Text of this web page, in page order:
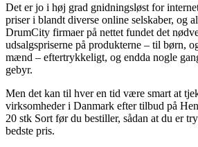
Det er jo i høj grad gnidningsløst for
priser i blandt diverse online selskaber, og
DrumCity firmaer på nettet fundet det
udsalgspriserne på produkterne – til børn,
mænd – eftertrykkeligt, og endda nogle
gebyr.
Men det kan til hver en tid være smart at
virksomheder i Danmark efter tilbud på
20 stk Sort før du bestiller, sådan at du er
bedste pris.